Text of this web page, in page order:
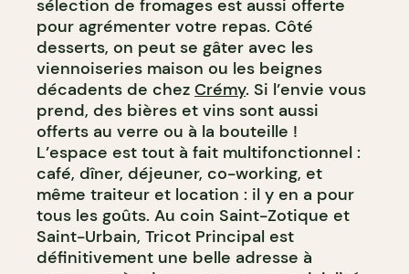
sélection de fromages est aussi offerte
pour agrémenter votre repas. Côté
desserts, on peut se gâter avec les
viennoiseries maison ou les beignes
décadents de chez Crémy. Si l’envie vous
prend, des bières et vins sont aussi
offerts au verre ou à la bouteille !
L’espace est tout à fait multifonctionnel :
café, dîner, déjeuner, co-working, et
même traiteur et location : il y en a pour
tous les goûts. Au coin Saint-Zotique et
Saint-Urbain, Tricot Principal est
définitivement une belle adresse à